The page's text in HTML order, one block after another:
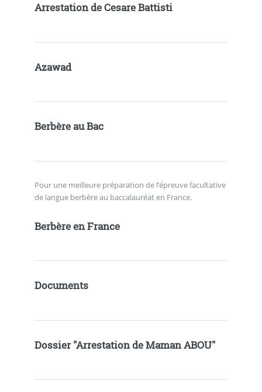
Arrestation de Cesare Battisti
Azawad
Berbère au Bac
Pour une meilleure préparation de l’épreuve facultative
de langue berbère au baccalauréat en France.
Berbère en France
Documents
Dossier "Arrestation de Maman ABOU"